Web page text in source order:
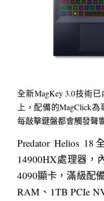
全新MagKey 3.0技術
上，配備的MagClick
每敲擊鍵盤都會觸發聲
Predator Helios
14900HX處理器，
4090顯卡，滿級配
RAM、1TB PCIe